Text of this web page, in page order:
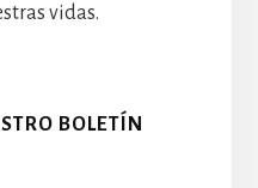
vidas.
BOLETÍN